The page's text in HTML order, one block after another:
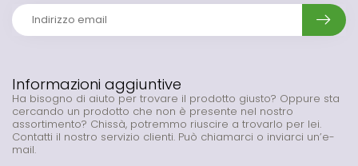
Informazioni aggiuntive
Ha bisogno di aiuto per trovare il prodotto giusto? Oppure sta
cercando un prodotto che non è presente nel nostro
assortimento? Chissà, potremmo riuscire a trovarlo per lei.
Contatti il nostro servizio clienti. Può chiamarci o inviarci un’e-
mail.